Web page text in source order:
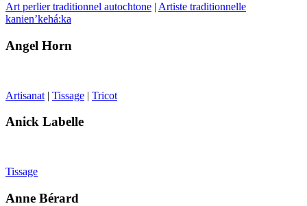
Art perlier traditionnel autochtone | Artiste traditionnelle
kanien’kehá:ka
Angel Horn
Artisanat | Tissage | Tricot
Anick Labelle
Tissage
Anne Bérard